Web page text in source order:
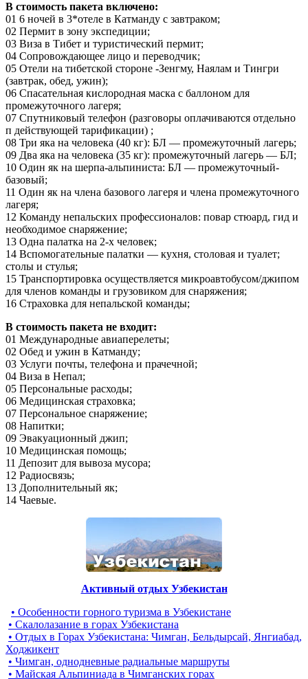
В стоимость пакета включено:
01 6 ночей в 3*отеле в Катманду с завтраком;
02 Пермит в зону экспедиции;
03 Виза в Тибет и туристический пермит;
04 Сопровождающее лицо и переводчик;
05 Отели на тибетской стороне -Зенгму, Наялам и Тингри
(завтрак, обед, ужин);
06 Спасательная кислородная маска с баллоном для
промежуточного лагеря;
07 Спутниковый телефон (разговоры оплачиваются отдельно
п действующей тарификации) ;
08 Три яка на человека (40 кг): БЛ — промежуточный лагерь;
09 Два яка на человека (35 кг): промежуточный лагерь — БЛ;
10 Один як на шерпа-альпиниста: БЛ — промежуточный-
базовый;
11 Один як на члена базового лагеря и члена промежуточного
лагеря;
12 Команду непальских профессионалов: повар стюард, гид и
необходимое снаряжение;
13 Одна палатка на 2-х человек;
14 Вспомогательные палатки — кухня, столовая и туалет;
столы и стулья;
15 Транспортировка осуществляется микроавтобусом/джипом
для членов команды и грузовиком для снаряжения;
16 Страховка для непальской команды;
В стоимость пакета не входит:
01 Международные авиаперелеты;
02 Обед и ужин в Катманду;
03 Услуги почты, телефона и прачечной;
04 Виза в Непал;
05 Персональные расходы;
06 Медицинская страховка;
07 Персональное снаряжение;
08 Напитки;
09 Эвакуационный джип;
10 Медицинская помощь;
11 Депозит для вывоза мусора;
12 Радиосвязь;
13 Дополнительный як;
14 Чаевые.
Активный отдых Узбекистан
• Особенности горного туризма в Узбекистане
• Скалолазание в горах Узбекистана
• Отдых в Горах Узбекистана: Чимган, Бельдырсай, Янгиабад,
Ходжикент
• Чимган, однодневные радиальные маршруты
• Майская Альпиниада в Чимганских горах